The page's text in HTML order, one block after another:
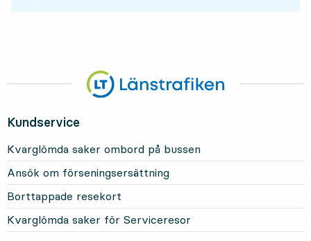
Kundservice
Kvarglömda saker ombord på bussen
Ansök om förseningsersättning
Borttappade resekort
Kvarglömda saker för Serviceresor